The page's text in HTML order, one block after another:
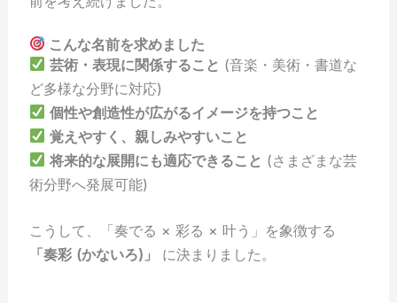
こんな名前を求めました
芸術・表現に関係すること (音楽・美術・書道な
ど多様な分野に対応)
個性や創造性が広がるイメージを持つこと
覚えやすく、親しみやすいこと
将来的な展開にも適応できること (さまざまな芸
術分野へ発展可能)
こうして、「奏でる × 彩る × 叶う」を象徴する
「奏彩 (かないろ)」
に決まりました。